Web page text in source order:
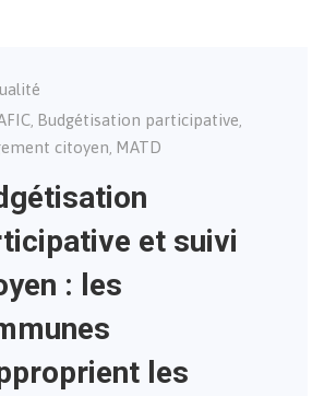
, Budgétisation participative,
citoyen, MATD
et suivi
: les
les